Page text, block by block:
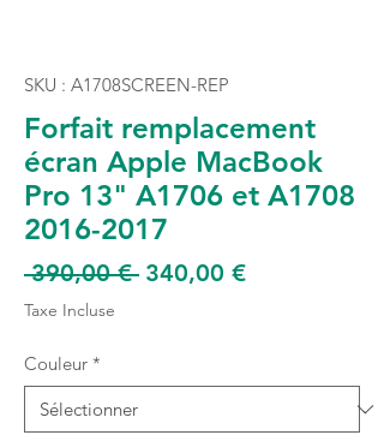
SKU : A1708SCREEN-REP
Forfait remplacement
écran Apple MacBook
Pro 13" A1706 et A1708
2016-2017
390,00 € Prix
340,00 €Prix
Taxe Incluse
Couleur *